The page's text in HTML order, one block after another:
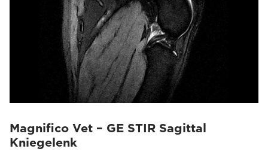
Magnifico Vet – GE STIR Sagittal
Kniegelenk